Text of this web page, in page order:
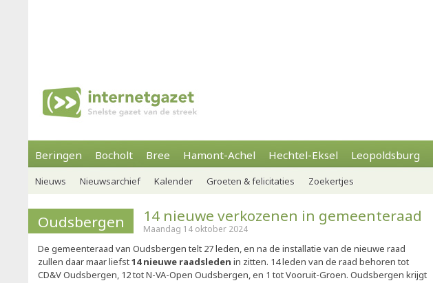
Beringen Bocholt Bree Hamont-Achel Hechtel-Eksel Leopoldsburg
Nieuws Nieuwsarchief Kalender Groeten & felicitaties Zoekertjes
Oudsbergen 14 nieuwe verkozenen in gemeenteraad
Maandag 14 oktober 2024
De gemeenteraad van Oudsbergen telt 27 leden, en na de installatie van de nieuwe raad
zullen daar maar liefst14 nieuwe raadsleden in zitten. 14 leden van de raad behoren tot
CD&V Oudsbergen, 12 tot N-VA-Open Oudsbergen, en 1 tot Vooruit-Groen. Oudsbergen krijgt